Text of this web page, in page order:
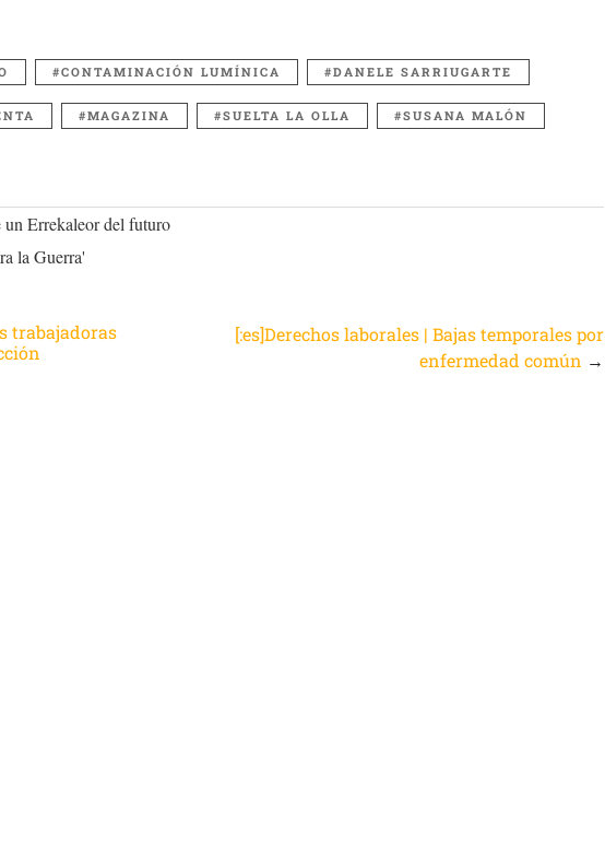
CONTAMINACIÓN LUMÍNICA DANELE SARRIUGARTE
MAGAZINA SUELTA LA OLLA SUSANA MALÓN
Errekaleor del futuro
la Guerra'
trabajadoras
[:es]Derechos laborales | Bajas temporales por
enfermedad común →